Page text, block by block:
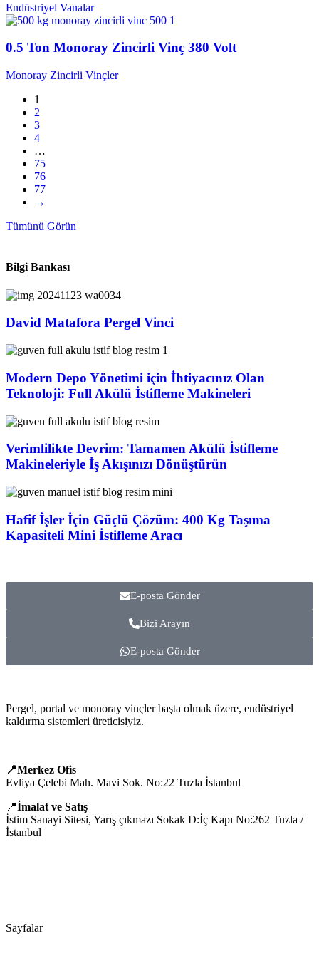
Endüstriyel Vanalar
0.5 Ton Monoray Zincirli Vinç 380 Volt
Monoray Zincirli Vinçler
1
2
3
4
…
75
76
77
→
Tümünü Görün
Bilgi Bankası
David Matafora Pergel Vinci
Modern Depo Yönetimi için İhtiyacınız Olan
Teknoloji: Full Akülü İstifleme Makineleri
Verimlilikte Devrim: Tamamen Akülü İstifleme
Makineleriyle İş Akışınızı Dönüştürün
Hafif İşler İçin Güçlü Çözüm: 400 Kg Taşıma
Kapasiteli Mini İstifleme Aracı
E-posta Gönder
Bizi Arayın
E-posta Gönder
Pergel, portal ve monoray vinçler başta olmak üzere, endüstriyel
kaldırma sistemleri üreticisiyiz.
📍Merkez Ofis
Evliya Çelebi Mah. Mavi Sok. No:22 Tuzla İstanbul
📍İmalat ve Satış
İstim Sanayi Sitesi, Yarış çıkmazı Sokak D:İç Kapı No:262 Tuzla /
İstanbul
Sayfalar